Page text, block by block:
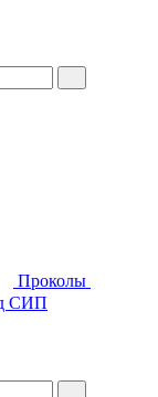
Проколы
СИП